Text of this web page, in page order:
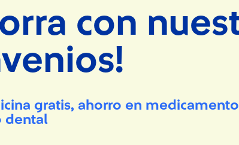
con
gratis, ahorro en
dental